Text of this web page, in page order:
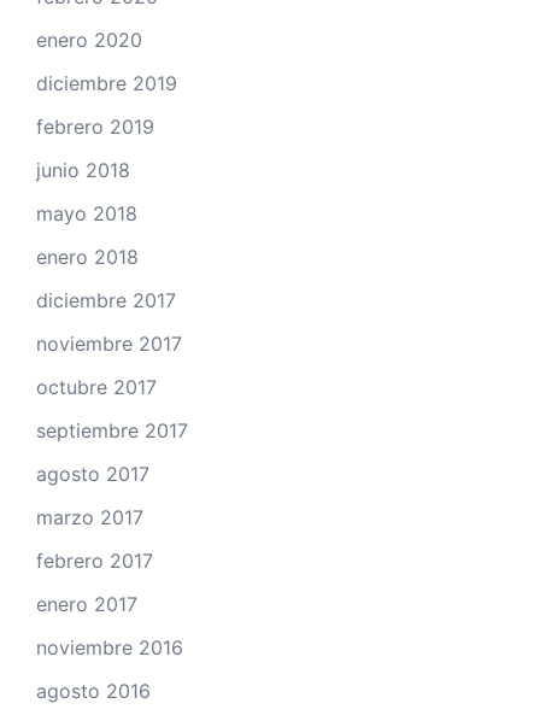
enero 2020
diciembre 2019
febrero 2019
junio 2018
mayo 2018
enero 2018
diciembre 2017
noviembre 2017
octubre 2017
septiembre 2017
agosto 2017
marzo 2017
febrero 2017
enero 2017
noviembre 2016
agosto 2016